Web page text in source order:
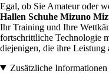
Egal, ob Sie Amateur oder
Hallen Schuhe Mizuno
Ihr Training und Ihre
fortschrittliche Technologie
diejenigen, die ihre Leistung
Zusätzliche Informationen